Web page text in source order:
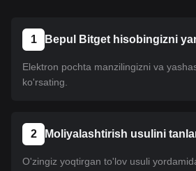
kriptovalyutalar uchun amal qiladi.
1 Bepul Bitget hisobingizni
Elektron pochta manzilingizni va
ko'rsating.
2 Moliyalashtirish usulini
O'zingiz yoqtirgan to'lov usuli